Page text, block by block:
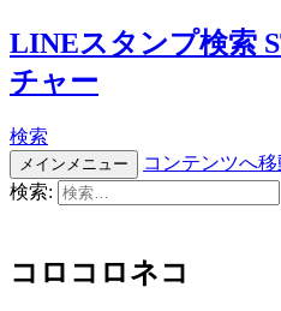
LINEスタンプ検索
チャー
検索
メインメニュー
コンテンツへ移
検索:
コロコロネコ